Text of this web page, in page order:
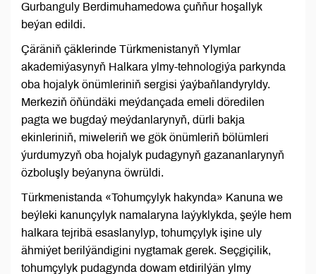
Gurbanguly Berdimuhamedowa çuňňur hoşallyk
beýan edildi.
Çäräniň çäklerinde Türkmenistanyň Ylymlar
akademiýasynyň Halkara ylmy-tehnologiýa parkynda
oba hojalyk önümleriniň sergisi ýaýbaňlandyryldy.
Merkeziň öňündäki meýdançada emeli döredilen
pagta we bugdaý meýdanlarynyň, dürli bakja
ekinleriniň, miweleriň we gök önümleriň bölümleri
ýurdumyzyň oba hojalyk pudagynyň gazananlarynyň
özboluşly beýanyna öwrüldi.
Türkmenistanda «Tohumçylyk hakynda» Kanuna we
beýleki kanunçylyk namalaryna laýyklykda, şeýle hem
halkara tejribä esaslanylyp, tohumçylyk işine uly
ähmiýet berilýändigini nygtamak gerek. Seçgiçilik,
tohumçylyk pudagynda dowam etdirilýän ylmy